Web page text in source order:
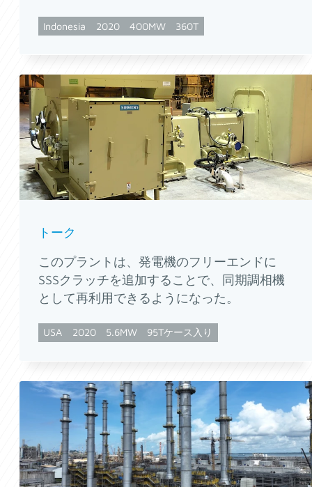
Indonesia 2020 400MW 360T
トーク
このプラントは、発電機のフリーエンドに
SSSクラッチを追加することで、同期調相機
として再利用できるようになった。
USA 2020 5.6MW 95Tケース入り